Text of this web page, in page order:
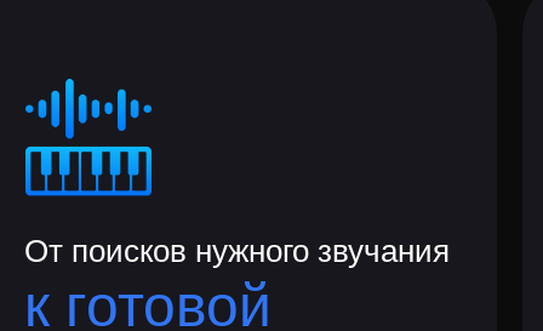
От поисков нужного звучания
к готовой